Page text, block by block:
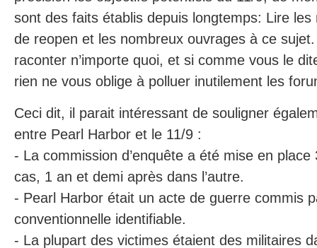
sont des faits établis depuis longtemps: Lire
de reopen et les nombreux ouvrages à ce
raconter n’importe quoi, et si comme vous le
rien ne vous oblige à polluer inutilement les
Ceci dit, il parait intéressant de souligner
entre Pearl Harbor et le 11/9 :
- La commission d’enquête a été mise en
cas, 1 an et demi après dans l’autre.
- Pearl Harbor était un acte de guerre commis
conventionnelle identifiable.
- La plupart des victimes étaient des militaires